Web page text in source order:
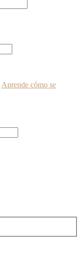
Aprende cómo se